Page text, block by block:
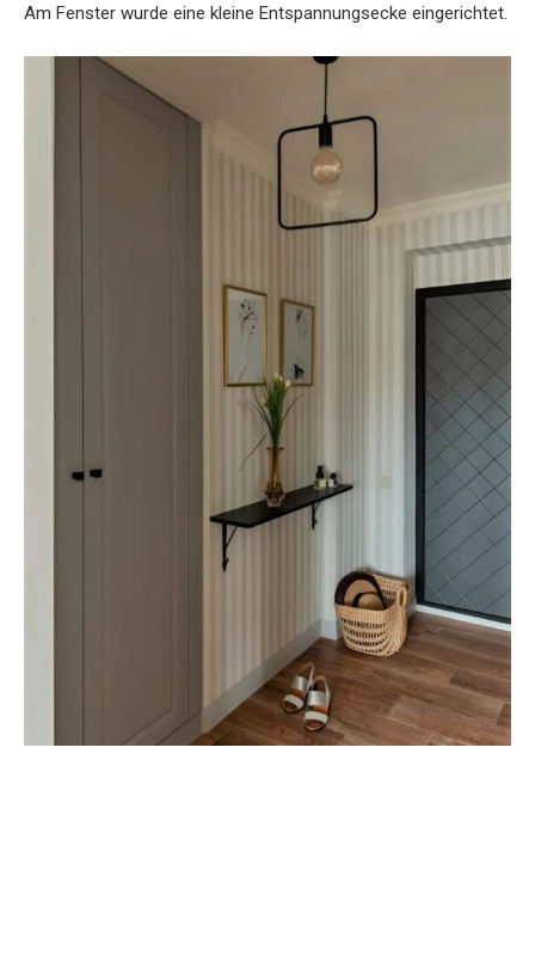
Am Fenster wurde eine kleine Entspannungsecke eingerichtet.